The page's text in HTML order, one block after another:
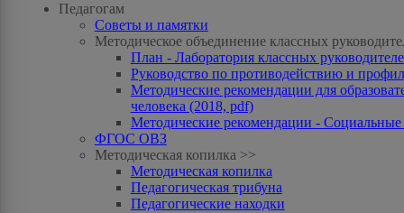
Педагогам
Советы и памятки
Методическое объединение классных
План - Лаборатория классных
Руководство по противодействию и
Методические рекомендации для
человека (2018, pdf)
Методические рекомендации -
ФГОС ОВЗ
Методическая копилка >>
Методическая копилка
Педагогическая трибуна
Педагогические находки